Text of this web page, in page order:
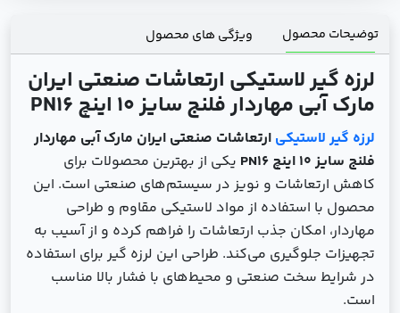
توضیحات محصول ویژگی های محصول
لرزه ‌گیر لاستیکی ارتعاشات صنعتی ایران
مارک آبی مهاردار فلنج سایز 10 اینچ PN16
لرزه ‌گیر لاستیکی ارتعاشات صنعتی ایران مارک آبی مهاردار
فلنج سایز 10 اینچ PN16
یکی از بهترین محصولات برای
کاهش ارتعاشات و نویز در سیستم‌های صنعتی است. این
محصول با استفاده از مواد لاستیکی مقاوم و طراحی
مهاردار، امکان جذب ارتعاشات را فراهم کرده و از آسیب به
تجهیزات جلوگیری می‌کند. طراحی این لرزه ‌گیر برای استفاده
در شرایط سخت صنعتی و محیط‌های با فشار بالا مناسب
است.